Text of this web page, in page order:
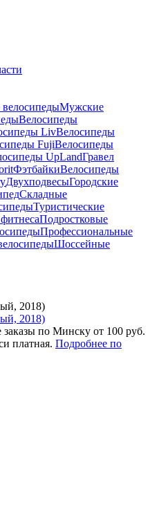
Мужские
Велосипеды
LivВелосипеды
FujiВелосипеды
UpLandГравел
ФэтбайкиВелосипеды
ДвухподвесыГородские
Складные
Туристические
Подростковые
Профессиональные
Шоссейные
2018)
заказы по Минску от 100 руб.
платная. Подробнее по